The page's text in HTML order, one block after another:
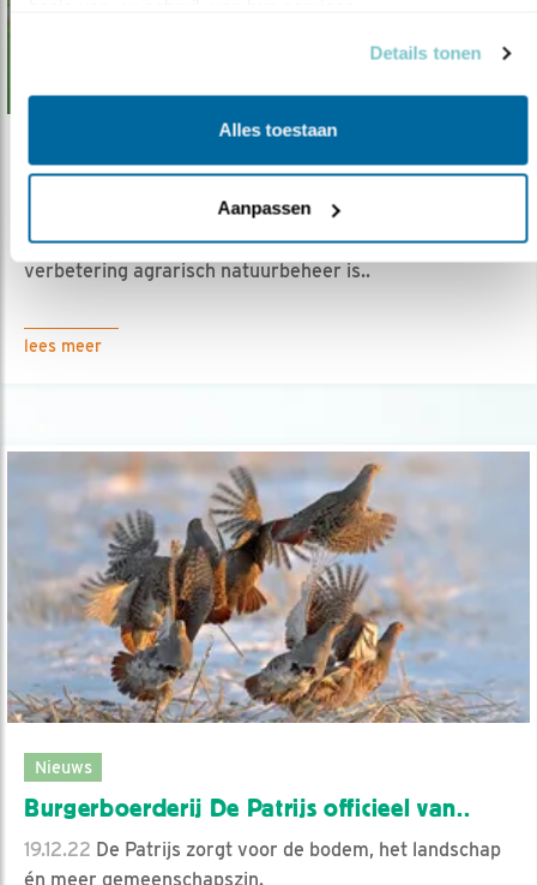
Details tonen
Alles toestaan
Aanpassen
Patrijs redden door beter agrarisch natu..
08.06.23Succes geboekt voor akkernatuur, maar
verbetering agrarisch natuurbeheer is..
lees meer
Nieuws
Burgerboerderij De Patrijs officieel van..
19.12.22 De Patrijs zorgt voor de bodem, het landschap
én meer gemeenschapszin.